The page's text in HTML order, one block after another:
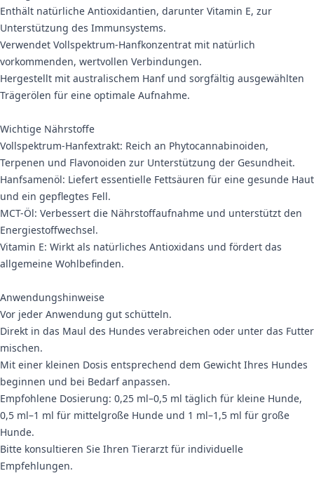
Enthält natürliche Antioxidantien, darunter Vitamin E, zur
Unterstützung des Immunsystems.
Verwendet Vollspektrum-Hanfkonzentrat mit natürlich
vorkommenden, wertvollen Verbindungen.
Hergestellt mit australischem Hanf und sorgfältig ausgewählten
Trägerölen für eine optimale Aufnahme.
Wichtige Nährstoffe
Vollspektrum-Hanfextrakt: Reich an Phytocannabinoiden,
Terpenen und Flavonoiden zur Unterstützung der Gesundheit.
Hanfsamenöl: Liefert essentielle Fettsäuren für eine gesunde Haut
und ein gepflegtes Fell.
MCT-Öl: Verbessert die Nährstoffaufnahme und unterstützt den
Energiestoffwechsel.
Vitamin E: Wirkt als natürliches Antioxidans und fördert das
allgemeine Wohlbefinden.
Anwendungshinweise
Vor jeder Anwendung gut schütteln.
Direkt in das Maul des Hundes verabreichen oder unter das Futter
mischen.
Mit einer kleinen Dosis entsprechend dem Gewicht Ihres Hundes
beginnen und bei Bedarf anpassen.
Empfohlene Dosierung: 0,25 ml–0,5 ml täglich für kleine Hunde,
0,5 ml–1 ml für mittelgroße Hunde und 1 ml–1,5 ml für große
Hunde.
Bitte konsultieren Sie Ihren Tierarzt für individuelle
Empfehlungen.